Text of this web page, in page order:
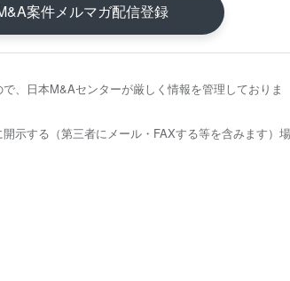
案件メルマガ配信登録
、日本M&Aセンターが厳しく情報を管理しておりま
示する（第三者にメール・FAXする等を含みます）